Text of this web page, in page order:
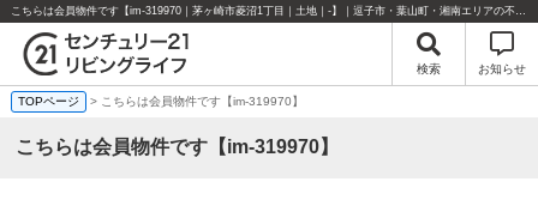
こちらは会員物件です【im-319970｜茅ヶ崎市菱沼1丁目｜土地｜-】｜逗子市・葉山町・湘南エリアの不動産のことならセンチュリー21リビングライフにお任せください！
検索 お知らせ
TOPページ > こちらは会員物件です【im-319970】
こちらは会員物件です【im-319970】